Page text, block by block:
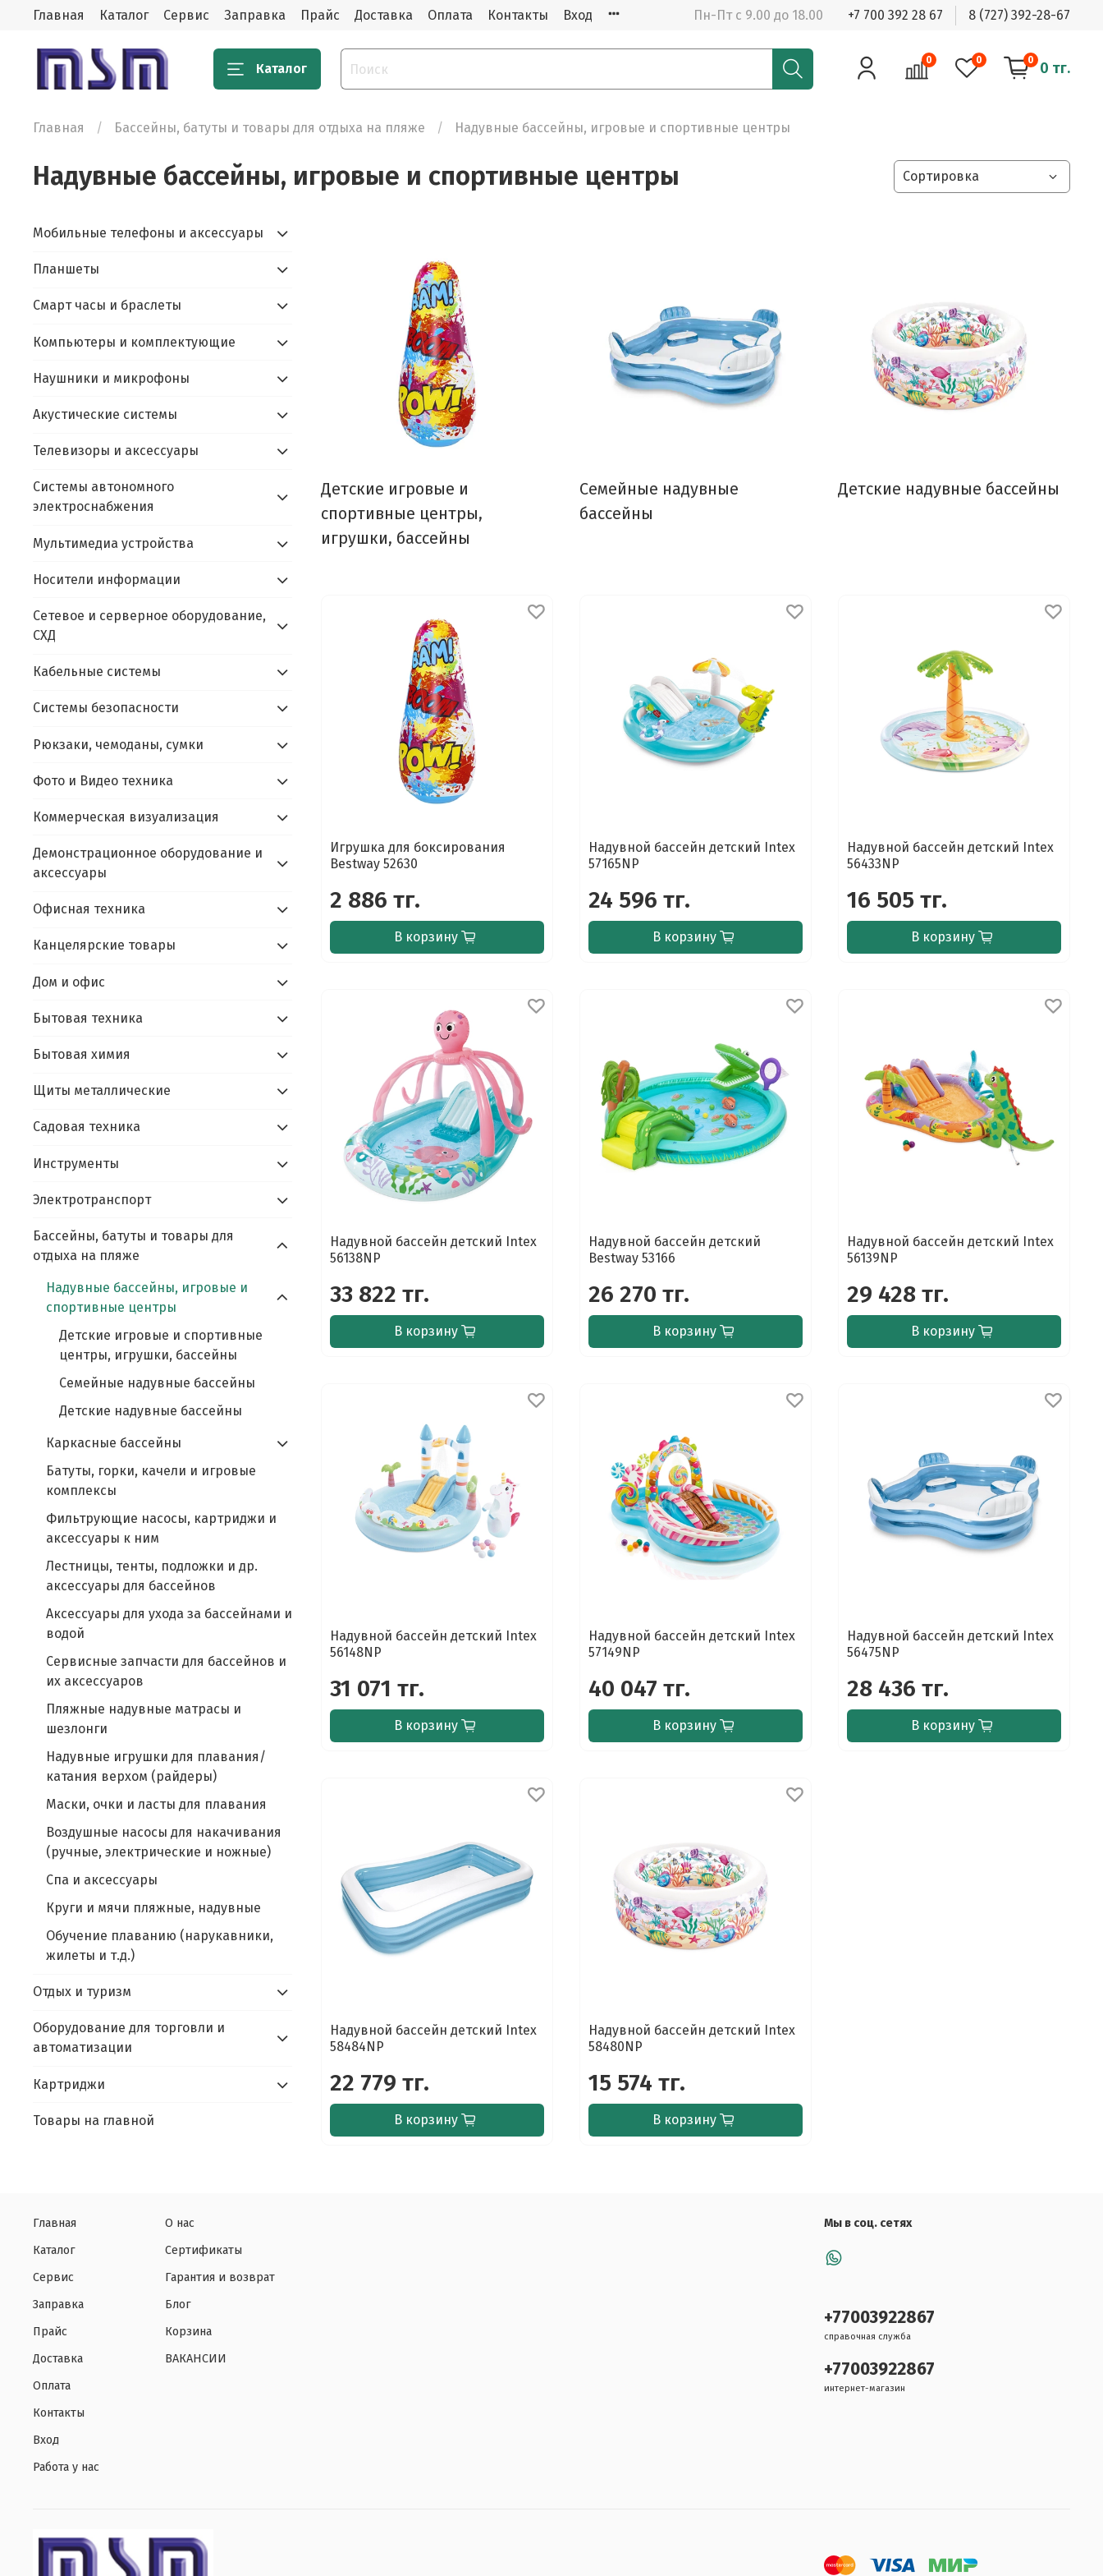
Главная Каталог Сервис Заправка Прайс Доставка Оплата Контакты Вход Пн-Пт с 9.00 до 18.00 +7 700 392 28 67 8 (727) 392-28-67
Каталог
0 0 0 0 тг.
Главная Бассейны, батуты и товары для отдыха на пляже Надувные бассейны, игровые и спортивные центры
Надувные бассейны, игровые и спортивные центры
Детские игровые и
спортивные центры,
игрушки, бассейны
Семейные надувные
бассейны
Детские надувные бассейны
Игрушка для боксирования
Bestway 52630
2 886 тг.
В корзину
Надувной бассейн детский Intex
57165NP
24 596 тг.
В корзину
Надувной бассейн детский Intex
56433NP
16 505 тг.
В корзину
Надувной бассейн детский Intex
56138NP
33 822 тг.
В корзину
Надувной бассейн детский
Bestway 53166
26 270 тг.
В корзину
Надувной бассейн детский Intex
56139NP
29 428 тг.
В корзину
Надувной бассейн детский Intex
56148NP
31 071 тг.
В корзину
Надувной бассейн детский Intex
57149NP
40 047 тг.
В корзину
Надувной бассейн детский Intex
56475NP
28 436 тг.
В корзину
Надувной бассейн детский Intex
58484NP
22 779 тг.
В корзину
Надувной бассейн детский Intex
58480NP
15 574 тг.
В корзину
Мобильные телефоны и аксессуары
Планшеты
Смарт часы и браслеты
Компьютеры и комплектующие
Наушники и микрофоны
Акустические системы
Телевизоры и аксессуары
Системы автономного
электроснабжения
Мультимедиа устройства
Носители информации
Сетевое и серверное оборудование,
СХД
Кабельные системы
Системы безопасности
Рюкзаки, чемоданы, сумки
Фото и Видео техника
Коммерческая визуализация
Демонстрационное оборудование и
аксессуары
Офисная техника
Канцелярские товары
Дом и офис
Бытовая техника
Бытовая химия
Щиты металлические
Садовая техника
Инструменты
Электротранспорт
Бассейны, батуты и товары для
отдыха на пляже
Надувные бассейны, игровые и
спортивные центры
Детские игровые и спортивные
центры, игрушки, бассейны
Семейные надувные бассейны
Детские надувные бассейны
Каркасные бассейны
Батуты, горки, качели и игровые
комплексы
Фильтрующие насосы, картриджи и
аксессуары к ним
Лестницы, тенты, подложки и др.
аксессуары для бассейнов
Аксессуары для ухода за бассейнами и
водой
Сервисные запчасти для бассейнов и
их аксессуаров
Пляжные надувные матрасы и
шезлонги
Надувные игрушки для плавания/
катания верхом (райдеры)
Маски, очки и ласты для плавания
Воздушные насосы для накачивания
(ручные, электрические и ножные)
Спа и аксессуары
Круги и мячи пляжные, надувные
Обучение плаванию (нарукавники,
жилеты и т.д.)
Отдых и туризм
Оборудование для торговли и
автоматизации
Картриджи
Товары на главной
Главная
Каталог
Сервис
Заправка
Прайс
Доставка
Оплата
Контакты
Вход
Работа у нас
О нас
Сертификаты
Гарантия и возврат
Блог
Корзина
ВАКАНСИИ
Мы в соц. сетях
+77003922867
справочная служба
+77003922867
интернет-магазин